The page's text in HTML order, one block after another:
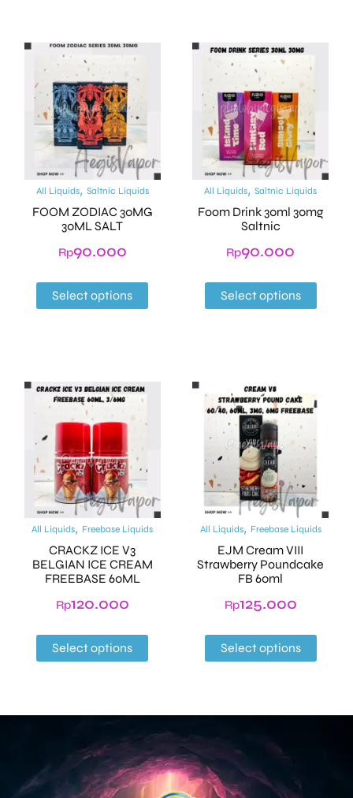
All Liquids, Saltnic Liquids
FOOM ZODIAC 30MG
30ML SALT
Rp90.000
Select options
All Liquids,Saltnic Liquids
Foom Drink 30ml 30mg
Saltnic
Rp90.000
Select options
All Liquids, Freebase Liquids
CRACKZ ICE V3
BELGIAN ICE CREAM
FREEBASE 60ML
Rp120.000
Select options
All Liquids, Freebase Liquids
EJM Cream VIII
Strawberry Poundcake
FB 60ml
Rp125.000
Select options